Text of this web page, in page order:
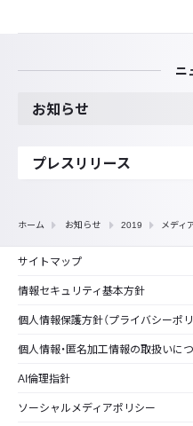
ニ
お知らせ
プレスリリース
ホーム お知らせ 2019 メディ
サイトマップ
情報セキュリティ基本方針
個人情報保護方針（プライバシーポリ
個人情報・匿名加工情報の取扱いに
AI倫理指針
ソーシャルメディアポリシー